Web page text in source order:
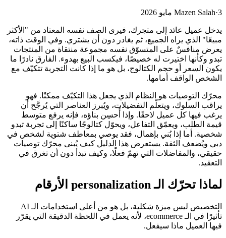
Mazen Salah·3 مايو 2026
يدخل عميل عائد إلى متجرك، فيرى الصف نفسه المعتاد من "الأكثر
مبيعًا" الذي يراه الجميع، ثم يغادر دون أن يشتري. وفي الوقت ذاته،
يعرض منافسٌ على المتسوّق نفسه مجموعة منتقاة من المنتجات
تبدو وكأنها اختيرت له خصيصًا، فيكسب البيع بهدوء. الفارق نادرًا ما
يكون السعر أو حجم الكتالوج، بل هو ما إذا كانت التجربة تتكيّف مع
الشخص الواقف أمامها.
محرّك التوصيات هو النظام الذي يجعل هذا التكيّف ممكنًا. فهو
يراقب السلوك، ويتعلّم التفضيلات، ويُبرز العناصر التي يُرجَّح أن
يرغب فيها كل عميل لاحقًا. وإذا أُحسِن بناؤه، فإنه يرفع متوسط
قيمة الطلب، ويعمّق التفاعل، ويحوّل كتالوجًا ساكنًا إلى تجربة تبدو
شخصية. أما إذا بُني بإهمال، فقد يوصي بمعاطف شتوية لشخص في
دبي ويُضعف الثقة. يستعرض هذا الدليل كيف يُبنى محرّك توصيات
حقيقي، والمفاضلات التي تهمّ فعلًا، وكيف تبدأ دون أن تغرق في
التعقيد.
لماذا تحرّك الـ personalization الأرقام
التخصيص ليس ميزة شكلية، بل هو من أعلى استخدامات الـ AI
تأثيرًا في الـ ecommerce، لأنه يعمل في اللحظة الدقيقة التي يقرّر
فيها العميل ماذا سيفعل.